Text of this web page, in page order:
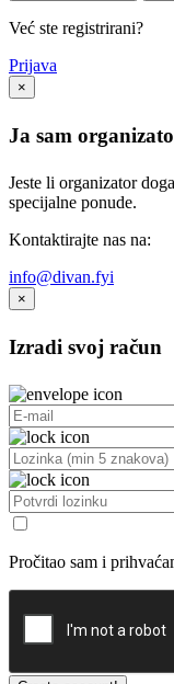
Već ste registrirani?
Prijava
×
Ja sam
Jeste li organizator
specijalne ponude.
Kontaktirajte nas na:
info@divan.fyi
×
Izradi svoj račun
Pročitao sam i